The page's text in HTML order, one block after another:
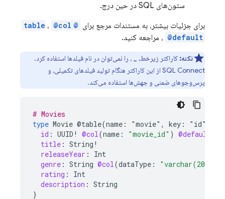
ستون‌های SQL در حین درج.
برای جزئیات بیشتر، به مستندات مرجع برای @table ، @col
، @default مراجعه کنید.
نکته: کاراکتر زیرخط،
، را نمی‌توان در نام فیلدها استفاده کرد.
SQL Connect از این کاراکتر هنگام تولید فیلدهای تکمیلی، و
پرس‌وجوهای ضمنی و جهش‌ها استفاده می‌کند.
# Movies
type Movie @table(name: "movie" , key: "id")
id : UUID ! @col(name : "movie_id" ) @default
title : String !
releaseYear :
Int
genre : String @col(dataType : "varchar(20)"
rating :
Int
description : String
}